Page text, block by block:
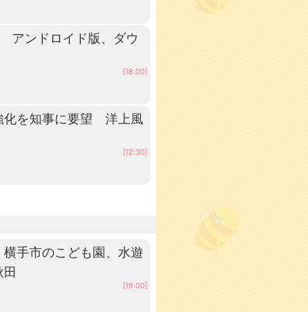
アンドロイド版、ダウ
[18:00]
化を知事に要望 洋上風
[12:30]
手市のこども園、水遊
[19:00]